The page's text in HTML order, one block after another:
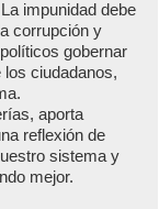
impunidad debe
corrupción y
gobernar
los ciudadanos,
aporta
reflexión de
sistema y
mejor.